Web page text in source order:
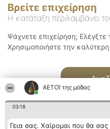
ΑΕΤΟΊ της μόδας
03:18
Γεια σας. Χαίρομαι που θα
Βρείτε επιχείρηση
Η κατάταξη περιλαμβάνει
Ψάχνετε επιχείρηση;
Χρησιμοποιήστε την